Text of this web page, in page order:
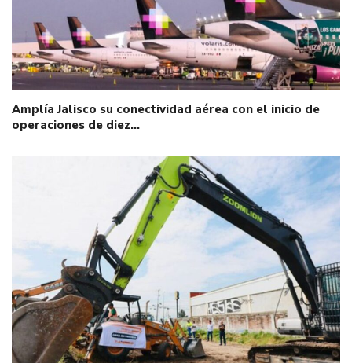
Amplía Jalisco su conectividad aérea con el inicio de
operaciones de diez…